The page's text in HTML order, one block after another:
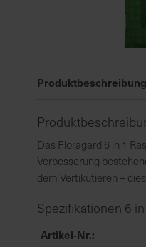
der
springen
Produktbeschreibung
Das Floragard 6 in 1
Verbesserung
dem Vertikutieren –
Spezifikationen 6
Artikel-Nr.